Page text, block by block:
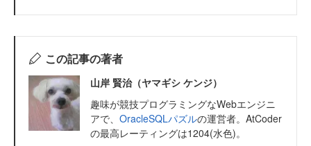
この記事の著者
山岸 賢治（ヤマギシ ケンジ）
趣味が競技プログラミングなWebエンジニ
アで、 OracleSQLパズルの運営者。AtCoder
の最高レーティングは1204(水色)。